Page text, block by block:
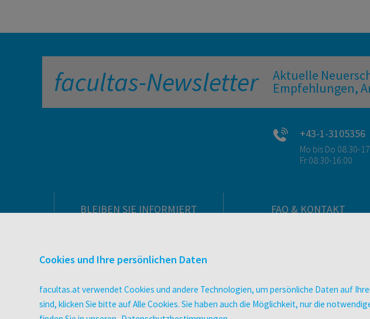
facultas-Newsletter Aktuelle
Empfehlungen,
+43-1-3105356
Mo bis Do 08:30-
Fr 08:30-16:00
BLEIBEN SIE INFORMIERT
Veranstaltungen
Literaturlisten
facultas Club
FAQ & KONTAKT
Ansprechpartner:innen
So finden Sie uns
Cookies und Ihre persönlichen Daten
facultas.at verwendet Cookies und andere Technologien, um persönliche Daten auf
sind, klicken Sie bitte auf Alle Cookies. Sie haben auch die Möglichkeit, nur die